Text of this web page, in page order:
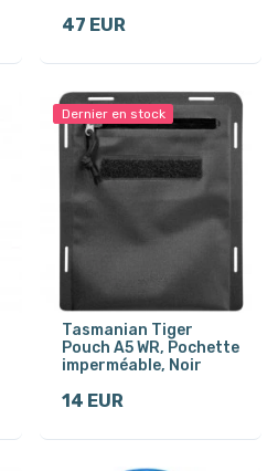
47 EUR
Dernier en stock
Tasmanian Tiger
Pouch A5 WR, Pochette
imperméable, Noir
14 EUR